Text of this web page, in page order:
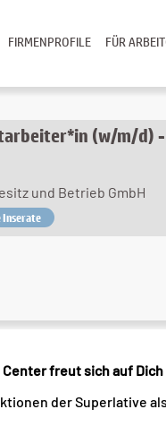
FÜR
FIRMENPROFILE
(w/m/d)
und Betrieb GmbH
Inserate
freut sich auf
der Superlative